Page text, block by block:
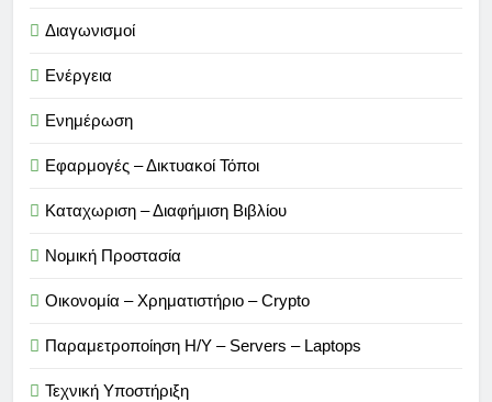
Διαγωνισμοί
Ενέργεια
Ενημέρωση
Εφαρμογές – Δικτυακοί Τόποι
Καταχωριση – Διαφήμιση Βιβλίου
Νομική Προστασία
Οικονομία – Χρηματιστήριο – Crypto
Παραμετροποίηση Η/Υ – Servers – Laptops
Τεχνική Υποστήριξη